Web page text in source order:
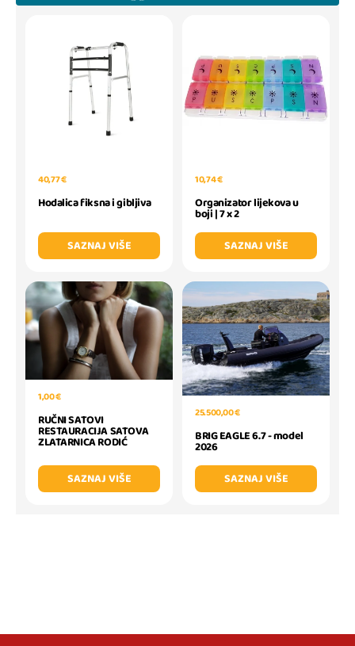
40,77 €
Hodalica fiksna i gibljiva
SAZNAJ VIŠE
10,74 €
Organizator lijekova u
boji | 7 x 2
SAZNAJ VIŠE
1,00 €
RUČNI SATOVI
RESTAURACIJA SATOVA
ZLATARNICA RODIĆ
SAZNAJ VIŠE
25.500,00 €
BRIG EAGLE 6.7 - model
2026
SAZNAJ VIŠE